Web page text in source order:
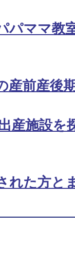
パママ教
産前産後
産施設を
れた方と